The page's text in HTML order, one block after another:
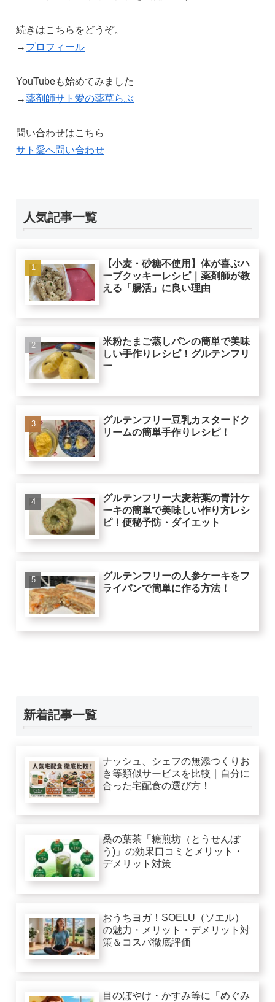
続きはこちらをどうぞ。
→ プロフィール
YouTubeも始めてみました
→薬剤師サト愛の薬草らぶ
問い合わせはこちら
サト愛へ問い合わせ
人気記事一覧
【小麦・砂糖不使用】体が喜ぶハ
ーブクッキーレシピ｜薬剤師が教
える「腸活」に良い理由
米粉たまご蒸しパンの簡単で美味
しい手作りレシピ！グルテンフリ
ー
グルテンフリー豆乳カスタードク
リームの簡単手作りレシピ！
グルテンフリー大麦若葉の青汁ケ
ーキの簡単で美味しい作り方レシ
ピ！便秘予防・ダイエット
グルテンフリーの人参ケーキをフ
ライパンで簡単に作る方法！
新着記事一覧
ナッシュ、シェフの無添つくりお
き等類似サービスを比較｜自分に
合った宅配食の選び方！
桑の葉茶「糖煎坊（とうせんぼ
う)」の効果口コミとメリット・
デメリット対策
おうちヨガ！SOELU（ソエル）
の魅力・メリット・デメリット対
策＆コスパ徹底評価
目のぼやけ・かすみ等に「めぐみ